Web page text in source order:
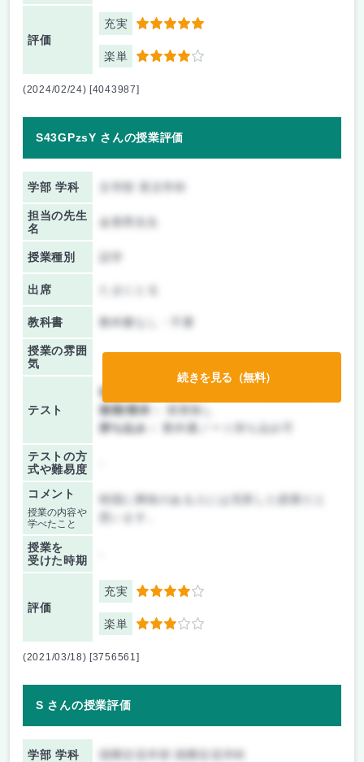
評価
充実 5
楽単 4
(2024/02/24) [4043987]
S43GPzsY さんの授業評価
学部 学科
担当の先生
名
金香男先生
授業種別
出席
教科書 教科書なし・不要
授業の雰囲
気
テスト
前期/中間：
後期/期末：
授業無し
持ち込み：
教科書ノート持ち込み可
テストの方
式や難易度
コメント
授業の内容や
学べたこと
韓国に興味のある人には充実した授業だと
授業を
受けた時期
評価
充実 4
楽単 3
続きを見る（無料）
(2021/03/18) [3756561]
S さんの授業評価
学部 学科